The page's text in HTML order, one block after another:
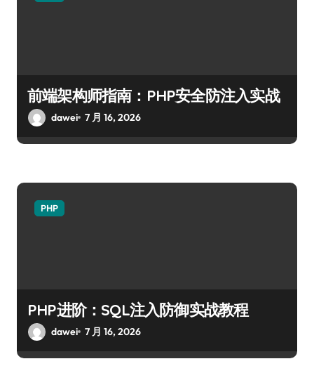
前端架构师指南：PHP安全防注入实战
dawei 7 月 16, 2026
PHP
PHP进阶：SQL注入防御实战教程
dawei 7 月 16, 2026